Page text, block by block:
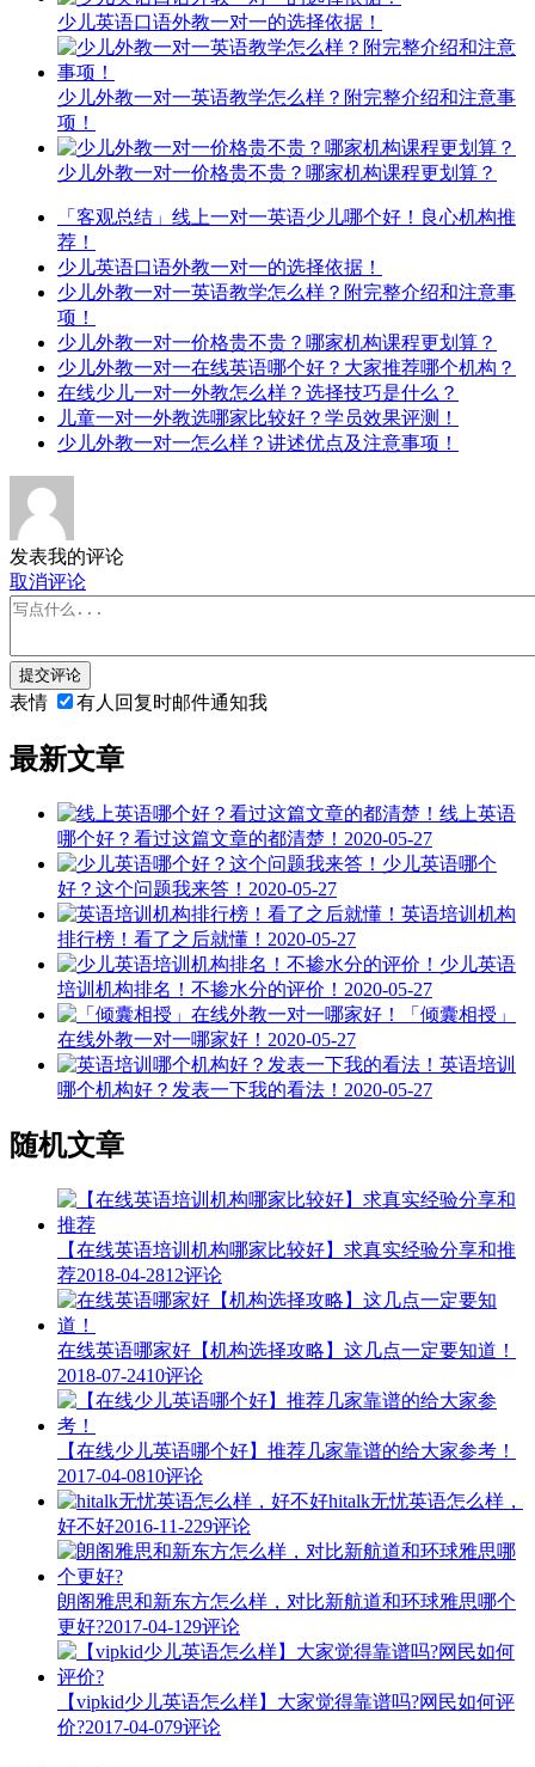
少儿英语口语外教一对一的选择依据！
少儿外教一对一英语教学怎么样？附完整介绍和注意事
项！
少儿外教一对一价格贵不贵？哪家机构课程更划算？
「客观总结」线上一对一英语少儿哪个好！良心机构推
荐！
少儿英语口语外教一对一的选择依据！
少儿外教一对一英语教学怎么样？附完整介绍和注意事
项！
少儿外教一对一价格贵不贵？哪家机构课程更划算？
少儿外教一对一在线英语哪个好？大家推荐哪个机构？
在线少儿一对一外教怎么样？选择技巧是什么？
儿童一对一外教选哪家比较好？学员效果评测！
少儿外教一对一怎么样？讲述优点及注意事项！
发表我的评论
取消评论
提交评论
表情 有人回复时邮件通知我
最新文章
线上英语
哪个好？看过这篇文章的都清楚！ 2020-05-27
少儿英语哪个
好？这个问题我来答！ 2020-05-27
英语培训机构
排行榜！看了之后就懂！ 2020-05-27
少儿英语
培训机构排名！不掺水分的评价！ 2020-05-27
「倾囊相授」
在线外教一对一哪家好！ 2020-05-27
英语培训
哪个机构好？发表一下我的看法！ 2020-05-27
随机文章
【在线英语培训机构哪家比较好】求真实经验分享和推
荐2018-04-2812评论
在线英语哪家好【机构选择攻略】这几点一定要知道！
2018-07-2410评论
【在线少儿英语哪个好】推荐几家靠谱的给大家参考！
2017-04-0810评论
hitalk无忧英语怎么样，
好不好2016-11-229评论
朗阁雅思和新东方怎么样，对比新航道和环球雅思哪个
更好?2017-04-129评论
【vipkid少儿英语怎么样】大家觉得靠谱吗?网民如何评
价?2017-04-079评论